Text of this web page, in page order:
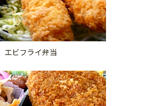
エビフライ弁当